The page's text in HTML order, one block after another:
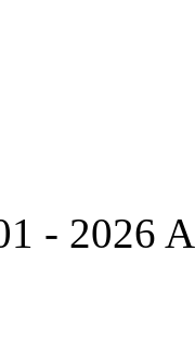
- 2026